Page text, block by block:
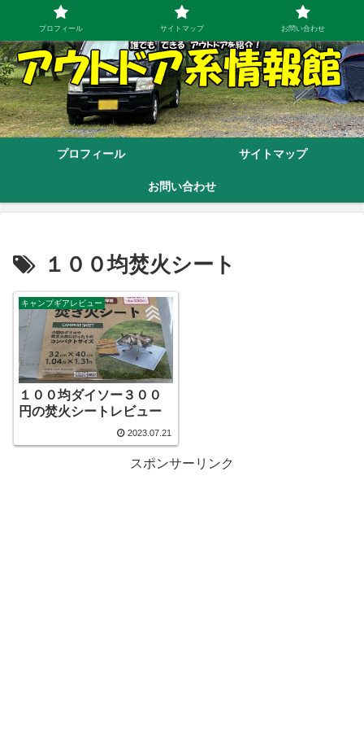
プロフィール サイトマップ
お問い合わせ
１００均焚火シート
キャンプギアレビュー
１００均ダイソー３００
円の焚火シートレビュー
2023.07.21
スポンサーリンク
プロフィール サイトマップ お問い合わせ